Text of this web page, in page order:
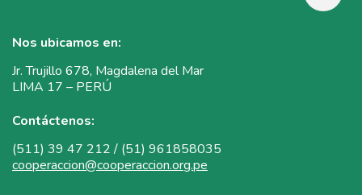
Nos ubicamos en:
Jr. Trujillo 678, Magdalena del Mar
LIMA 17 – PERÚ
Contáctenos:
(511) 39 47 212 / (51) 961858035
cooperaccion@cooperaccion.org.pe